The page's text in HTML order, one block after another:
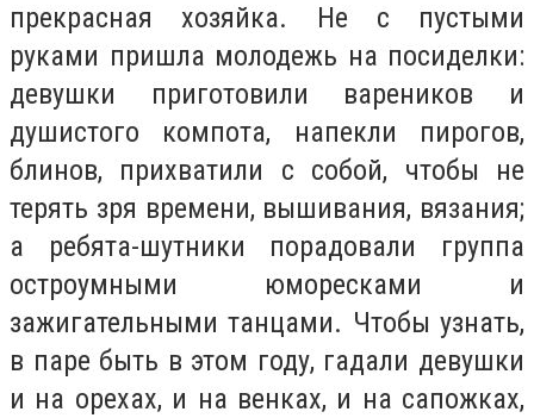
прекрасная хозяйка. Не с пустыми
руками пришла молодежь на посиделки:
девушки приготовили вареников и
душистого компота, напекли пирогов,
блинов, прихватили с собой, чтобы не
терять зря времени, вышивания, вязания;
а ребята-шутники порадовали группа
остроумными юморесками и
зажигательными танцами. Чтобы узнать,
в паре быть в этом году, гадали девушки
и на орехах, и на венках, и на сапожках,